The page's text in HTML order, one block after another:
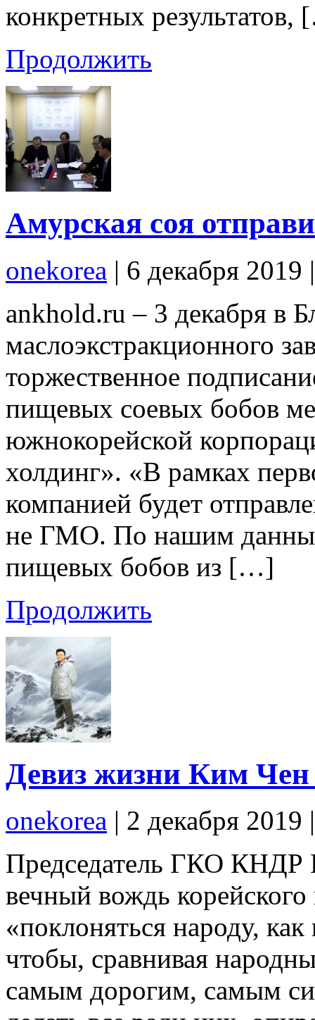
конкретных
Продолжить
Амурская соя
onekorea | 6 декабря 2019
ankhold.ru – 3 декабря в
маслоэкстракционного
торжественное
пищевых соевых бобов
южнокорейской
холдинг». «В рамках
компанией будет
не ГМО. По нашим
пищевых бобов из […]
Продолжить
Девиз жизни Ким
onekorea | 2 декабря 2019
Председатель ГКО
вечный вождь
«поклоняться народу,
чтобы, сравнивая
самым дорогим, самым